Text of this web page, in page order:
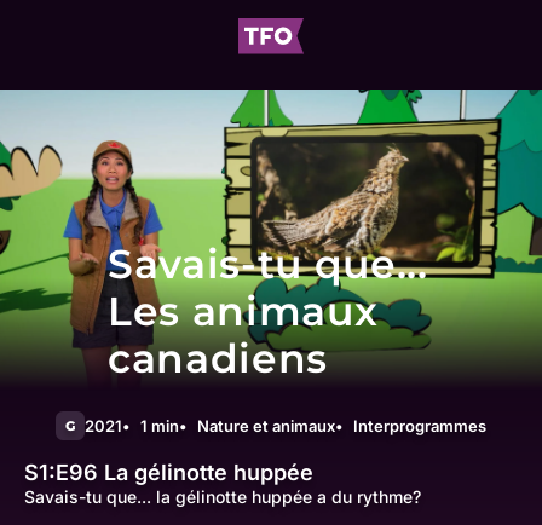
Savais-tu que...
Les animaux
canadiens
G 2021 1 min Nature et animaux Interprogrammes
S1:E96 La gélinotte huppée
Savais-tu que... la gélinotte huppée a du rythme?